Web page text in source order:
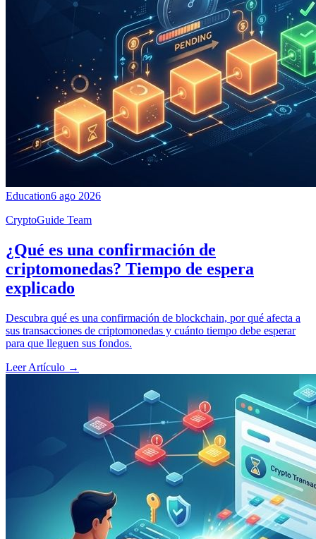
Education6 ago 2026
CryptoGuide Team
¿Qué es una confirmación de
criptomonedas? Tiempo de espera
explicado
Descubra qué es una confirmación de blockchain, por qué afecta a
sus transacciones de criptomonedas y cuánto tiempo debe esperar
para que lleguen sus fondos.
Leer Artículo →